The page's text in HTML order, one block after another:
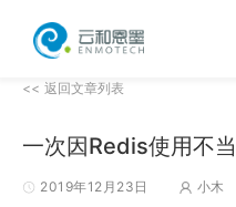
<< 返回文章列表
一次因Redis使用不
2019年12月23日 小木